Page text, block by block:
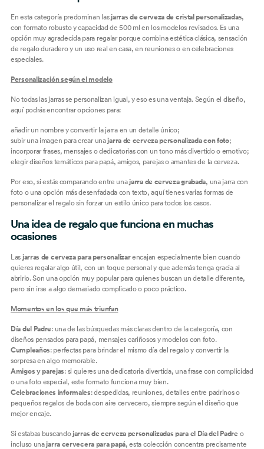
En esta categoría predominan lasjarras de cerveza de cristal personalizadas,
con formato robusto y capacidad de 500 ml en los modelos revisados. Es una
opción muy agradecida para regalar porque combina estética clásica, sensación
de regalo duradero y un uso real en casa, en reuniones o en celebraciones
especiales.
Personalización según el modelo
No todas las jarras se personalizan igual, y eso es una ventaja. Según el diseño,
aquí podrás encontrar opciones para:
añadir un nombre y convertir la jarra en un detalle único;
subir una imagen para crear unajarra de cerveza personalizada con foto;
incorporar frases, mensajes o dedicatorias con un tono más divertido o emotivo;
elegir diseños temáticos para papá, amigos, parejas o amantes de la cerveza.
Por eso, si estás comparando entre unajarra de cerveza grabada, una jarra con
foto o una opción más desenfadada con texto, aquí tienes varias formas de
personalizar el regalo sin forzar un estilo único para todos los casos.
Una idea de regalo que funciona en muchas
ocasiones
Las jarras de cerveza para personalizarencajan especialmente bien cuando
quieres regalar algo útil, con un toque personal y que además tenga gracia al
abrirlo. Son una opción muy popular para quienes buscan un detalle diferente,
pero sin irse a algo demasiado complicado o poco práctico.
Momentos en los que más triunfan
Día del Padre: una de las búsquedas más claras dentro de la categoría, con
diseños pensados para papá, mensajes cariñosos y modelos con foto.
Cumpleaños: perfectas para brindar el mismo día del regalo y convertir la
sorpresa en algo memorable.
Amigos y parejas: si quieres una dedicatoria divertida, una frase con complicidad
o una foto especial, este formato funciona muy bien.
Celebraciones informales: despedidas, reuniones, detalles entre padrinos o
pequeños regalos de boda con aire cervecero, siempre según el diseño que
mejor encaje.
Si estabas buscandojarras de cerveza personalizadas para el Día del Padreo
incluso unajarra cervecera para papá, esta colección concentra precisamente